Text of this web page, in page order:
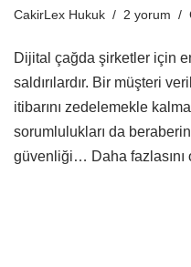
CakirLex Hukuk 2 yorum
Dijital çağda şirketler için
saldırılardır. Bir müşteri
itibarını zedelemekle
sorumlulukları da
güvenliği… Daha fazlasını